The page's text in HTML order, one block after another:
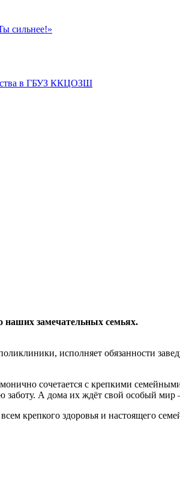
сильнее!»
в ГБУЗ ККЦОЗШ
наших замечательных семьях.
исполняет обязанности
сочетается с крепкими
заботу. А дома их ждёт свой особый
крепкого здоровья и настоящего